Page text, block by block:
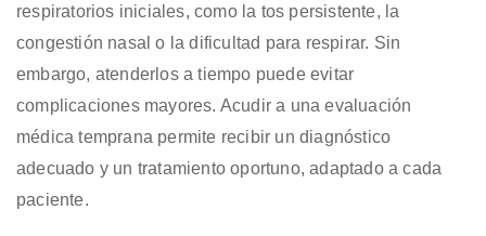
respiratorios iniciales, como la tos persistente, la
congestión nasal o la dificultad para respirar. Sin
embargo, atenderlos a tiempo puede evitar
complicaciones mayores. Acudir a una evaluación
médica temprana permite recibir un diagnóstico
adecuado y un tratamiento oportuno, adaptado a cada
paciente.